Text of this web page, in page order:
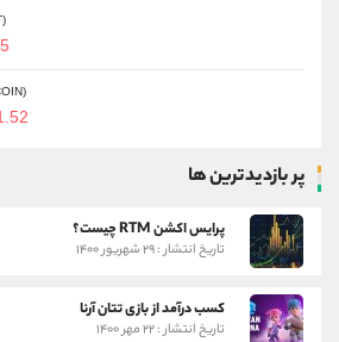
پر بازدیدترین ها
پرایس اکشن RTM چیست؟
تاریخ انتشار : ۲۹ شهریور ۱۴۰۰
کسب درآمد از بازی تتان آرنا
تاریخ انتشار : ۲۲ مهر ۱۴۰۰